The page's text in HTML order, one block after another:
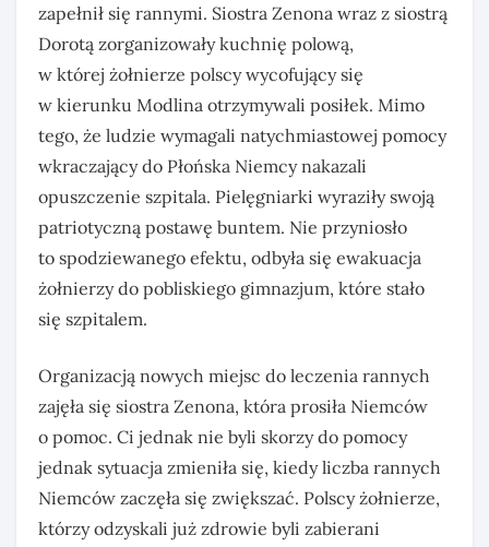
zapełnił się rannymi. Siostra Zenona wraz z siostrą
Dorotą zorganizowały kuchnię polową,
w której żołnierze polscy wycofujący się
w kierunku Modlina otrzymywali posiłek. Mimo
tego, że ludzie wymagali natychmiastowej pomocy
wkraczający do Płońska Niemcy nakazali
opuszczenie szpitala. Pielęgniarki wyraziły swoją
patriotyczną postawę buntem. Nie przyniosło
to spodziewanego efektu, odbyła się ewakuacja
żołnierzy do pobliskiego gimnazjum, które stało
się szpitalem.
Organizacją nowych miejsc do leczenia rannych
zajęła się siostra Zenona, która prosiła Niemców
o pomoc. Ci jednak nie byli skorzy do pomocy
jednak sytuacja zmieniła się, kiedy liczba rannych
Niemców zaczęła się zwiększać. Polscy żołnierze,
którzy odzyskali już zdrowie byli zabierani